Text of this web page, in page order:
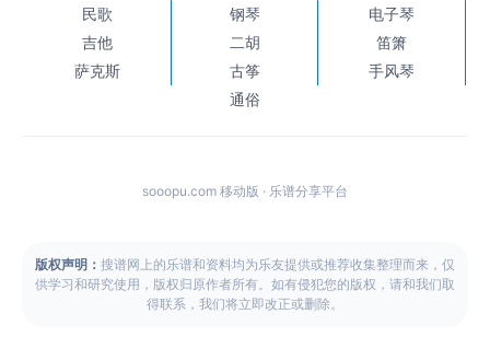
民歌 钢琴
电子琴
吉他
二胡
笛箫
萨克斯
古筝
手风琴
通俗
sooopu.com 移动版 · 乐谱分享平台
版权声明： 搜谱网上的乐谱和资料均为乐友提供或推荐收集整理而来，仅
供学习和研究使用，版权归原作者所有。如有侵犯您的版权，请和我们取
得联系，我们将立即改正或删除。